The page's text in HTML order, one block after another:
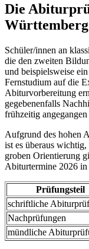
Die
Württemberg
Schüler/innen an
die den zweiten
und beispielsweise
Fernstudium auf die
Abiturvorbereitung
gegebenenfalls
frühzeitig
Aufgrund des hohen
ist es überaus
groben Orientierung
Abiturtermine 2026
Prüfungsteil
schriftliche
Nachprüfungen
mündliche